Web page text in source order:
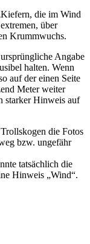
die im Wind
über
Krummwuchs.
Angabe
halten. Wenn
auf der einen Seite
Meter weiter
starker Hinweis auf
die Fotos
bzw. ungefähr
tatsächlich die
Hinweis „Wind“.